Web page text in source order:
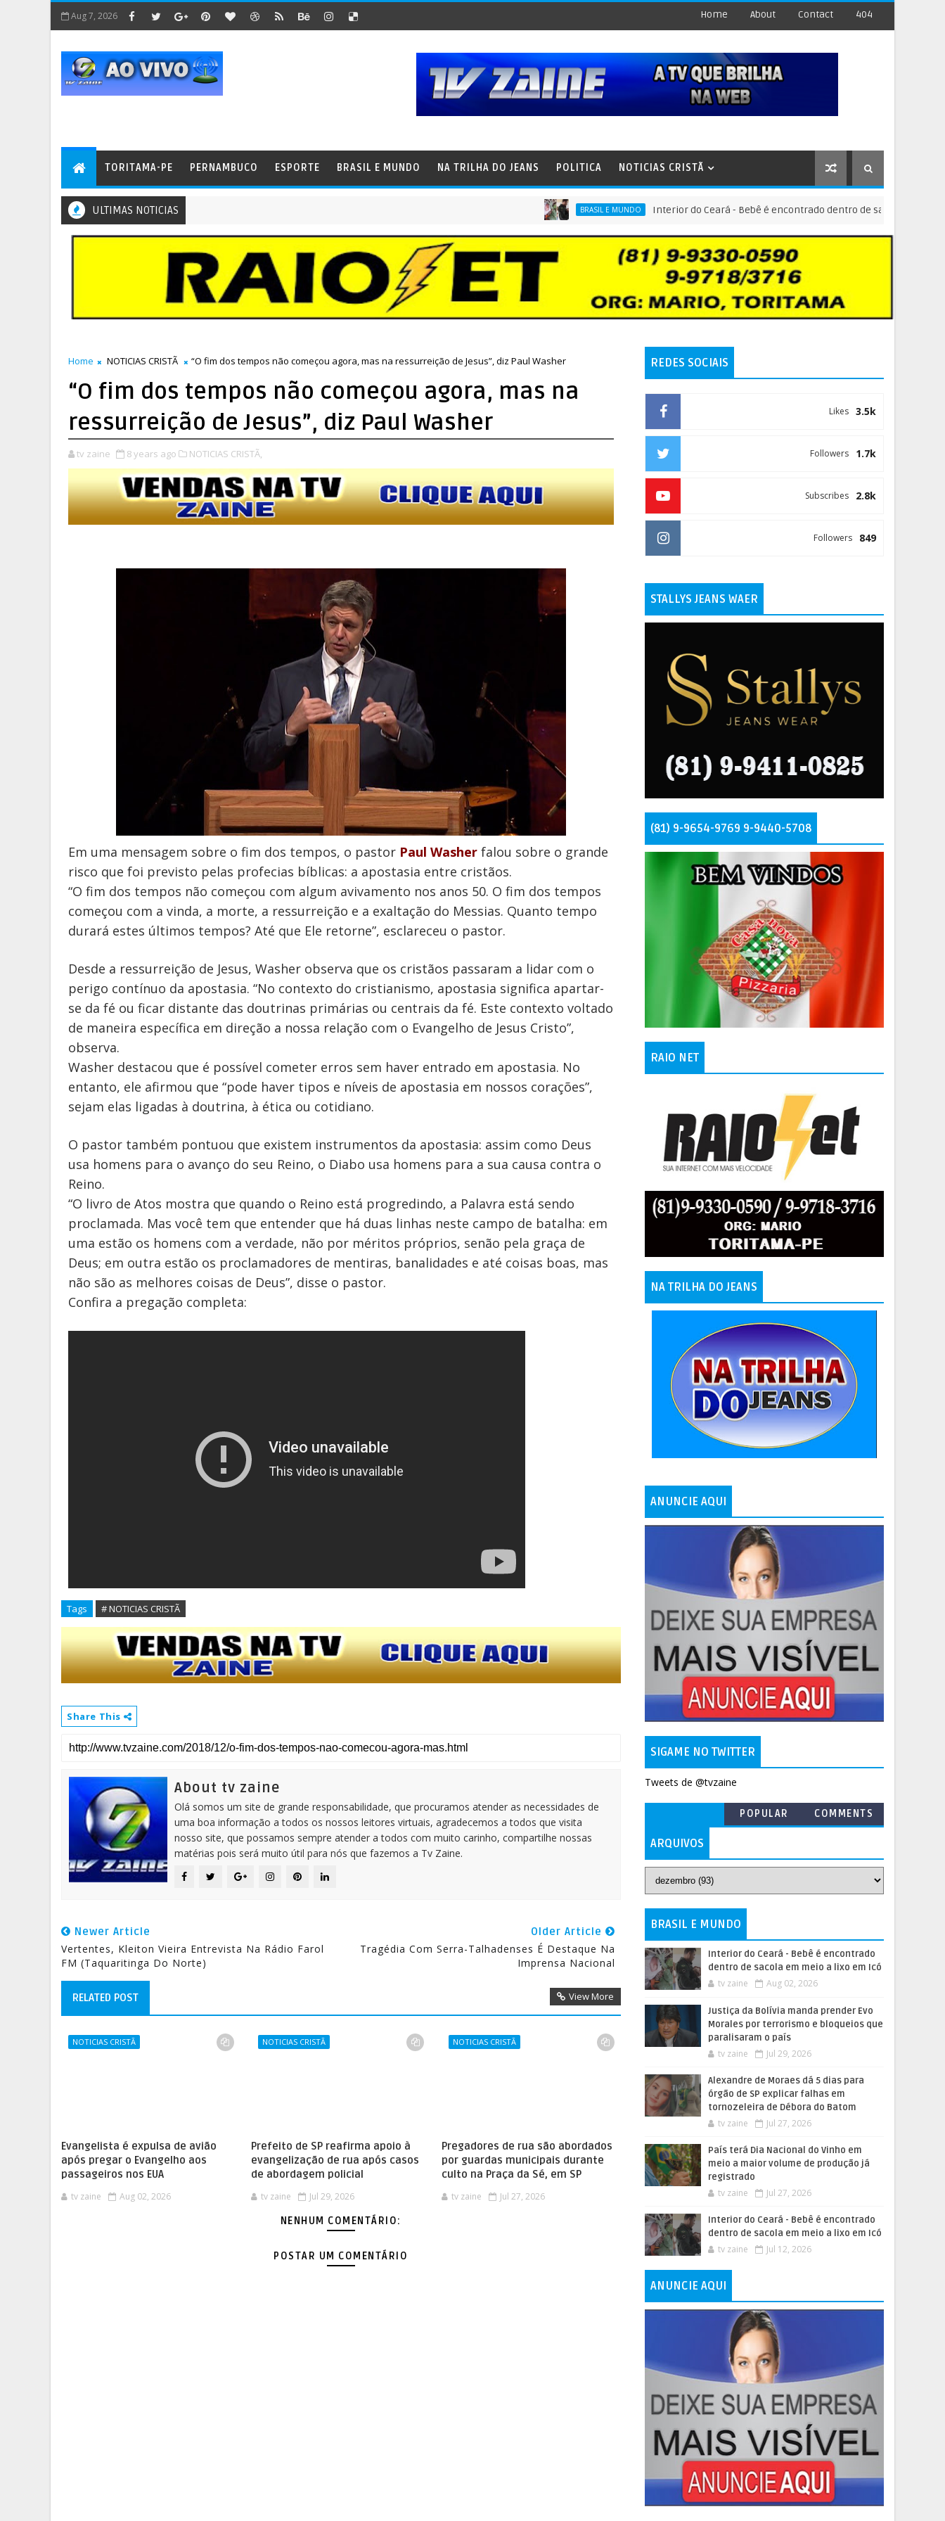
Aug 7, 2026 Home About Contact 404
TORITAMA-PE PERNAMBUCO ESPORTE BRASIL E MUNDO NA TRILHA DO JEANS POLITICA NOTICIAS CRISTÃ
ULTIMAS NOTICIAS BRASIL E MUNDO Interior do Ceará - Bebê é encontrado dentro de sacola em meio a lixo
alvo de operação por emplacar carros que ainda estavam em montadoras, em esquema de fraude
Home NOTICIAS CRISTÃ “O fim dos tempos não começou agora, mas na ressurreição de Jesus”, diz Paul Washer
“O fim dos tempos não começou agora, mas na
ressurreição de Jesus”, diz Paul Washer
tv zaine 8 years ago NOTICIAS CRISTÃ,
Em uma mensagem sobre o fim dos tempos, o pastor Paul Washer falou sobre o grande
risco que foi previsto pelas profecias bíblicas: a apostasia entre cristãos.
“O fim dos tempos não começou com algum avivamento nos anos 50. O fim dos tempos
começou com a vinda, a morte, a ressurreição e a exaltação do Messias. Quanto tempo
durará estes últimos tempos? Até que Ele retorne”, esclareceu o pastor.
Desde a ressurreição de Jesus, Washer observa que os cristãos passaram a lidar com o
perigo contínuo da apostasia. “No contexto do cristianismo, apostasia significa apartar-
se da fé ou ficar distante das doutrinas primárias ou centrais da fé. Este contexto voltado
de maneira específica em direção a nossa relação com o Evangelho de Jesus Cristo”,
observa.
Washer destacou que é possível cometer erros sem haver entrado em apostasia. No
entanto, ele afirmou que “pode haver tipos e níveis de apostasia em nossos corações”,
sejam elas ligadas à doutrina, à ética ou cotidiano.
O pastor também pontuou que existem instrumentos da apostasia: assim como Deus
usa homens para o avanço do seu Reino, o Diabo usa homens para a sua causa contra o
Reino.
“O livro de Atos mostra que quando o Reino está progredindo, a Palavra está sendo
proclamada. Mas você tem que entender que há duas linhas neste campo de batalha: em
uma estão os homens com a verdade, não por méritos próprios, senão pela graça de
Deus; em outra estão os proclamadores de mentiras, banalidades e até coisas boas, mas
não são as melhores coisas de Deus”, disse o pastor.
Confira a pregação completa:
Tags # NOTICIAS CRISTÃ
Share This
About tv zaine
Olá somos um site de grande responsabilidade, que procuramos atender as necessidades de
uma boa informação a todos os nossos leitores virtuais, agradecemos a todos que visita
nosso site, que possamos sempre atender a todos com muito carinho, compartilhe nossas
matérias pois será muito útil para nós que fazemos a Tv Zaine.
Newer Article
Vertentes, Kleiton Vieira Entrevista Na Rádio Farol
FM (Taquaritinga Do Norte)
Older Article
Tragédia Com Serra-Talhadenses É Destaque Na
Imprensa Nacional
RELATED POST View More
NOTICIAS CRISTÃ
Evangelista é expulsa de avião
após pregar o Evangelho aos
passageiros nos EUA
tv zaine Aug 02, 2026
NOTICIAS CRISTÃ
Prefeito de SP reafirma apoio à
evangelização de rua após casos
de abordagem policial
tv zaine Jul 29, 2026
NOTICIAS CRISTÃ
Pregadores de rua são abordados
por guardas municipais durante
culto na Praça da Sé, em SP
tv zaine Jul 27, 2026
NENHUM COMENTÁRIO:
POSTAR UM COMENTÁRIO
REDES SOCIAIS
3.5k
Likes
1.7k
Followers
2.8k
Subscribes
849
Followers
STALLYS JEANS WAER
(81) 9-9654-9769 9-9440-5708
RAIO NET
NA TRILHA DO JEANS
ANUNCIE AQUI
SIGAME NO TWITTER
Tweets de @tvzaine
POPULAR COMMENTS
ARQUIVOS
BRASIL E MUNDO
Interior do Ceará - Bebê é encontrado
dentro de sacola em meio a lixo em Icó
tv zaine Aug 02, 2026
Justiça da Bolívia manda prender Evo
Morales por terrorismo e bloqueios que
paralisaram o país
tv zaine Jul 29, 2026
Alexandre de Moraes dá 5 dias para
órgão de SP explicar falhas em
tornozeleira de Débora do Batom
tv zaine Jul 27, 2026
País terá Dia Nacional do Vinho em
meio a maior volume de produção já
registrado
tv zaine Jul 27, 2026
Interior do Ceará - Bebê é encontrado
dentro de sacola em meio a lixo em Icó
tv zaine Jul 12, 2026
ANUNCIE AQUI